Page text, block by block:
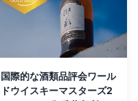
国際的な酒類品評会ワール
ドウイスキーマスターズ2